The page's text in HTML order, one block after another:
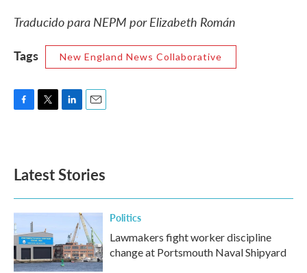
Traducido para NEPM por Elizabeth Román
Tags
New England News Collaborative
o
k
e
d
n
Latest Stories
Politics
Lawmakers fight worker discipline
change at Portsmouth Naval Shipyard